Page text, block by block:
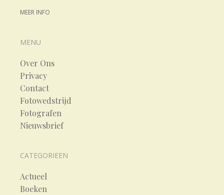
MEER INFO
MENU
Over Ons
Privacy
Contact
Fotowedstrijd
Fotografen
Nieuwsbrief
CATEGORIEEN
Actueel
Boeken